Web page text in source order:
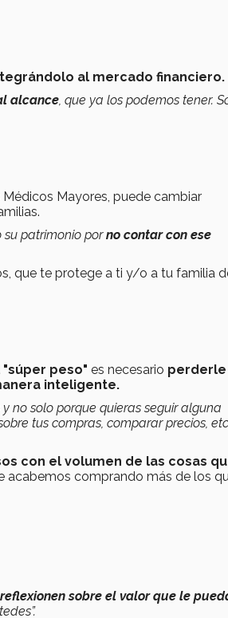
al mercado financiero.
alcance, que ya los podemos tener.
Mayores, puede cambiar
su patrimonio porno contar con ese
que te protege a ti y/o a tu familia
peso" es necesario
inteligente.
y no solo porque quieras seguir alguna
tus compras, comparar precios,
con el volumen de las cosas
acabemos comprando más de los
sobre el valor que le